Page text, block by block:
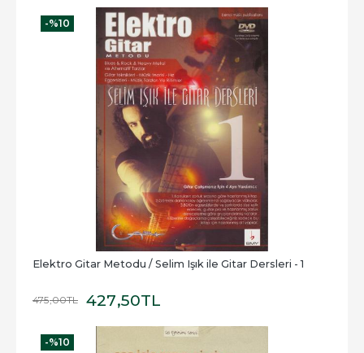
-%10
Elektro Gitar Metodu / Selim Işık ile Gitar Dersleri - 1
475,00TL 427,50TL
-%10